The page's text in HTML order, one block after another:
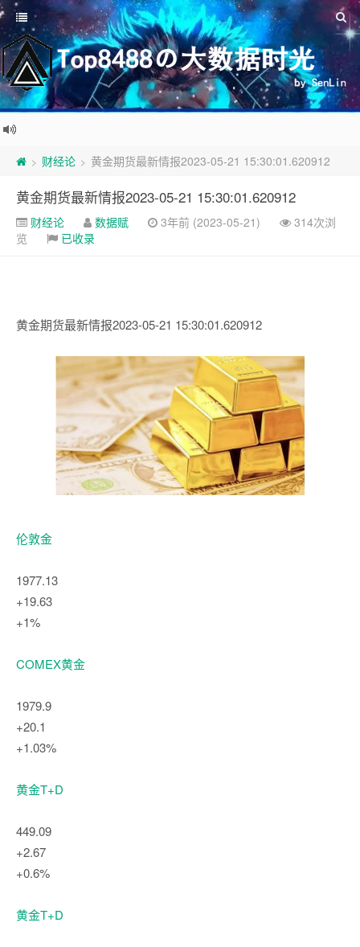
> 财经论 > 黄金期货最新情报2023-05-21 15:30:01.620912
黄金期货最新情报2023-05-21 15:30:01.620912
财经论 数据赋 3年前 (2023-05-21)
314次浏
览
已收录
黄金期货最新情报2023-05-21 15:30:01.620912
伦敦金
1977.13
+19.63
+1%
COMEX黄金
1979.9
+20.1
+1.03%
黄金T+D
449.09
+2.67
+0.6%
黄金T+D